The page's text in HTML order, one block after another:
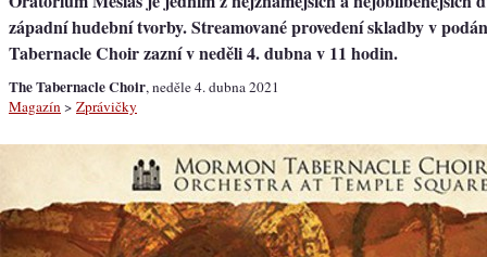
západní hudební tvorby. Streamované provedení skladby v
Tabernacle Choir zazní v neděli 4. dubna v 11 hodin.
The Tabernacle Choir, neděle 4. dubna 2021
Magazín > Zprávičky